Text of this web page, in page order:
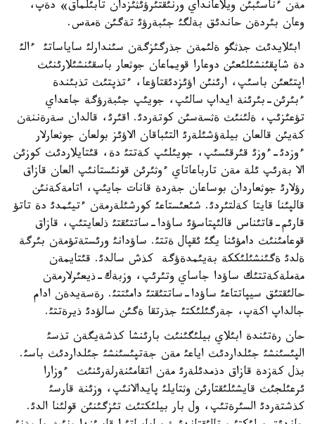
مةن ءناسئبئن ويلاعانداي ورنئقتئرؤئثئزدان تابئلماق» دةپ،
وعان بئردةن حاندئق بةلگئ جئبةرؤئ تةگئن ةمةس.
ابئلايدئث جذثگو ةلئمةن جذرگئزگةن سئندارلئ ساياساتئ ءالئ
دة شاپقئنشئلئعئن دوعارا قويماعان جوثعار باسقئنشئلارئنئث
اپتئعئن باسئپ، ارئنئن اؤئزدئقتاؤعا، ءتذپتئث تذبئندة
ءبئرئن-بئرئنة ايداپ سالئپ، جويئپ جئبةرؤگة جاعداي
تؤعئزئپ، ةلئنئث ةثسةسئن كوتةردئ. اقئرئ، قالدان سةرةننةن
كةيئن قالعان بيلةؤشئلةرئ التئباقان الاؤئز بولعان جوثعارلار
ءوزدئ-ءوزئ قئرقئسئپ، جويئلئپ كةتتئ دة، قئتايلاردئث كوزئن
الا بةرئپ ئلة مةن تارباعاتاي ءوثئرئن قونئستانئپ العان قازاق
رؤلارئ جوثعاردان بوساعان جةردة قانات جايئپ، اتامةكةنئن
قالپئنا قايتا كةلتئردئ. شئعئستاعئ كورشئلةرمةن ءتيئمدئ دة تاتؤ
قارئم-قاتئناس قالئپتاسؤئ ساؤدا-ساتتئقتئ ذلعايتئپ، قازاق
قوعامئنئث دامؤئنا يگئ ئقپال ةتتئ. ساؤدانئ ورئستةتؤمةن بئرگة
ةلدئ ةگئنشئلئككة بةيئمدةؤگة كذش سالدئ. قئتايمةن
مةملةكةتتئك ساؤدا جاساي وتئرئپ، وزبةك-ذيعئرلارمةن
حالئقتئق سيپاتتاعئ ساؤدا-ساتتئقتئ دامئتتئ. رةسةيدةن ادام
جالداپ اكةپ، جةرگئلئكتئ جذرتقا ةگئن سالؤدئ ذيرةتتئ.
حان رةتئندة ابئلاي بيلئگئنئث بارئنشا كذشةيگةن تذسئ
الپئسئنشئ جئلداردئث اياعئ مةن جةتپئسئنشئ جئلداردئث باسئ.
بذل كةزدة قازاق دذمدئلةرئ مةن اتقامئنةرلةرئنئث ءوزارا
ئرعئلجئث قايشئلئقتارئن وثتايلئ پايدالانئپ، وزئنة قارسئ
كذشتةردئ السئرةتئپ، ول بار بيلئكتئث تئزگئنئن قولئنا الدئ.